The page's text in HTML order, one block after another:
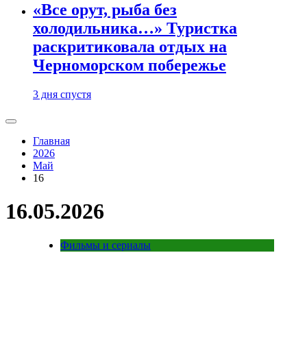
«Все орут, рыба без
холодильника…» Туристка
раскритиковала отдых на
Черноморском побережье
3 дня спустя
Главная
2026
Май
16
16.05.2026
Фильмы и сериалы